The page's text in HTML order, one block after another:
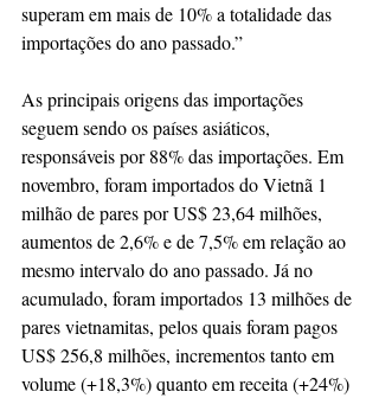
superam em mais de 10% a totalidade das
importações do ano passado.”
As principais origens das importações
seguem sendo os países asiáticos,
responsáveis por 88% das importações. Em
novembro, foram importados do Vietnã 1
milhão de pares por US$ 23,64 milhões,
aumentos de 2,6% e de 7,5% em relação ao
mesmo intervalo do ano passado. Já no
acumulado, foram importados 13 milhões de
pares vietnamitas, pelos quais foram pagos
US$ 256,8 milhões, incrementos tanto em
volume (+18,3%) quanto em receita (+24%)